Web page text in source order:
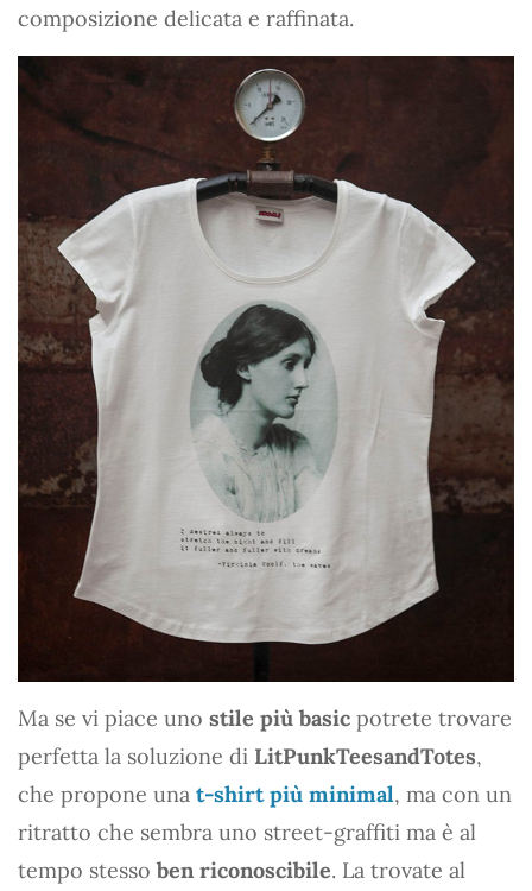
composizione delicata e raffinata.
Ma se vi piace uno stile più basic potrete trovare
perfetta la soluzione di LitPunkTeesandTotes,
che propone una t-shirt più minimal, ma con un
ritratto che sembra uno street-graffiti ma è al
tempo stesso ben riconoscibile. La trovate al